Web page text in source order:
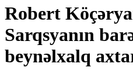
Robert
Sarqsyanın
beynəlxalq